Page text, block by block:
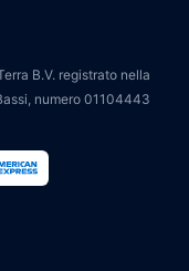
B.V. registrato nella
numero 01104443